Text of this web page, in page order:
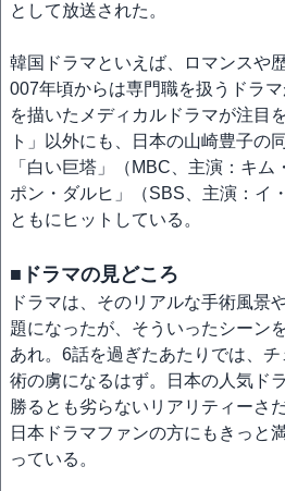
として放送された。
韓国ドラマといえば、ロマンスや
007年頃からは専門職を扱うドラ
を描いたメディカルドラマが注目
ト」以外にも、日本の山崎豊子の
「白い巨塔」（MBC、主演：キ
ポン・ダルヒ」（SBS、主演：イ
ともにヒットしている。
■ドラマの見どころ
ドラマは、そのリアルな手術風景
題になったが、そういったシーン
あれ。6話を過ぎたあたりでは、
術の虜になるはず。日本の人気ド
勝るとも劣らないリアリティーさ
日本ドラマファンの方にもきっと
っている。